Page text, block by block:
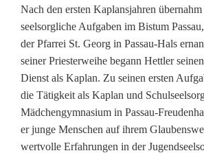
i
l
ä
u
m
i
Nach den ersten Kaplansjahren
seelsorgliche Aufgaben im Bistum
der Pfarrei St. Georg in Passau-Hals
seiner Priesterweihe begann Hettler
Dienst als Kaplan. Zu seinen ersten
die Tätigkeit als Kaplan und
Mädchengymnasium in Passau-
er junge Menschen auf ihrem
wertvolle Erfahrungen in der